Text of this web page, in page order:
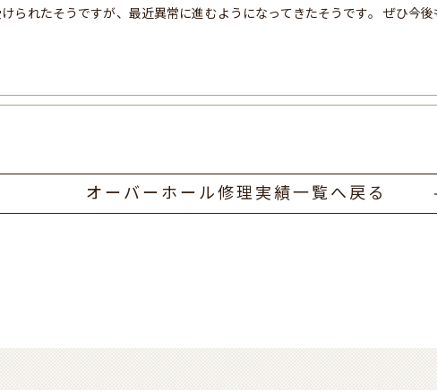
られたそうですが、最近異常に進むようになってきたそうです。 ぜひ今
オーバーホール修理実績一覧へ戻る